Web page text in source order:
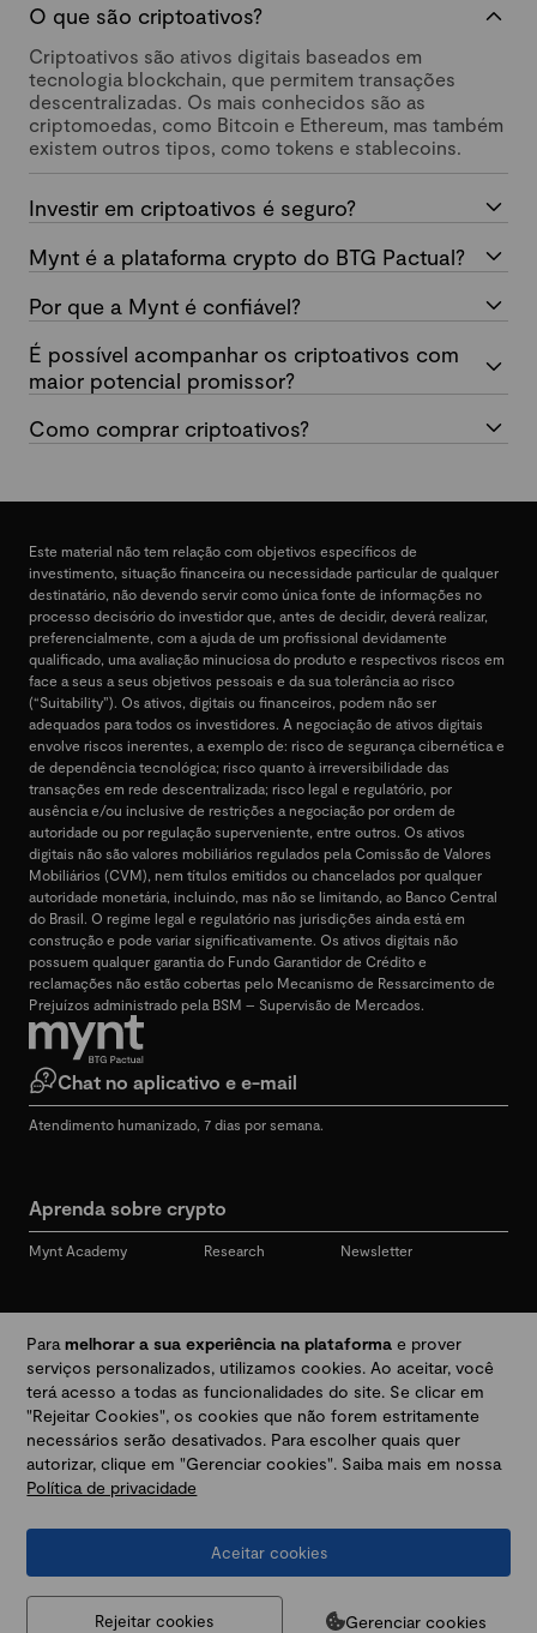
O que são criptoativos?
Criptoativos são ativos digitais baseados em
tecnologia blockchain, que permitem transações
descentralizadas. Os mais conhecidos são as
criptomoedas, como Bitcoin e Ethereum, mas também
existem outros tipos, como tokens e stablecoins.
Investir em criptoativos é seguro?
Mynt é a plataforma crypto do BTG Pactual?
Por que a Mynt é confiável?
É possível acompanhar os criptoativos com
maior potencial promissor?
Como comprar criptoativos?
Este material não tem relação com objetivos específicos de
investimento, situação financeira ou necessidade particular de qualquer
destinatário, não devendo servir como única fonte de informações no
processo decisório do investidor que, antes de decidir, deverá realizar,
preferencialmente, com a ajuda de um profissional devidamente
qualificado, uma avaliação minuciosa do produto e respectivos riscos em
face a seus a seus objetivos pessoais e da sua tolerância ao risco
(“Suitability”). Os ativos, digitais ou financeiros, podem não ser
adequados para todos os investidores. A negociação de ativos digitais
envolve riscos inerentes, a exemplo de: risco de segurança cibernética e
de dependência tecnológica; risco quanto à irreversibilidade das
transações em rede descentralizada; risco legal e regulatório, por
ausência e/ou inclusive de restrições a negociação por ordem de
autoridade ou por regulação superveniente, entre outros. Os ativos
digitais não são valores mobiliários regulados pela Comissão de Valores
Mobiliários (CVM), nem títulos emitidos ou chancelados por qualquer
autoridade monetária, incluindo, mas não se limitando, ao Banco Central
do Brasil. O regime legal e regulatório nas jurisdições ainda está em
construção e pode variar significativamente. Os ativos digitais não
possuem qualquer garantia do Fundo Garantidor de Crédito e
reclamações não estão cobertas pelo Mecanismo de Ressarcimento de
Prejuízos administrado pela BSM – Supervisão de Mercados.
Aprenda sobre crypto
Mynt Academy Research Newsletter
Chat no aplicativo e e-mail
Atendimento humanizado, 7 dias por semana.
Redes sociais
Desbloqueie seu mundo crypto
Av. Brigadeiro Faria Lima, 3447, 9 andar - sala 11 - Itaim Bibi - São Paulo, SP, 04538-133,
Prevenção a golpes e fraudes|Regulamentos
Paramelhorar a sua experiência na plataforma e prover
serviços personalizados, utilizamos cookies. Ao aceitar, você
terá acesso a todas as funcionalidades do site. Se clicar em
"Rejeitar Cookies", os cookies que não forem estritamente
necessários serão desativados. Para escolher quais quer
autorizar, clique em "Gerenciar cookies". Saiba mais em nossa
Política de privacidade
Gerenciar cookies
Aceitar cookies
Rejeitar cookies